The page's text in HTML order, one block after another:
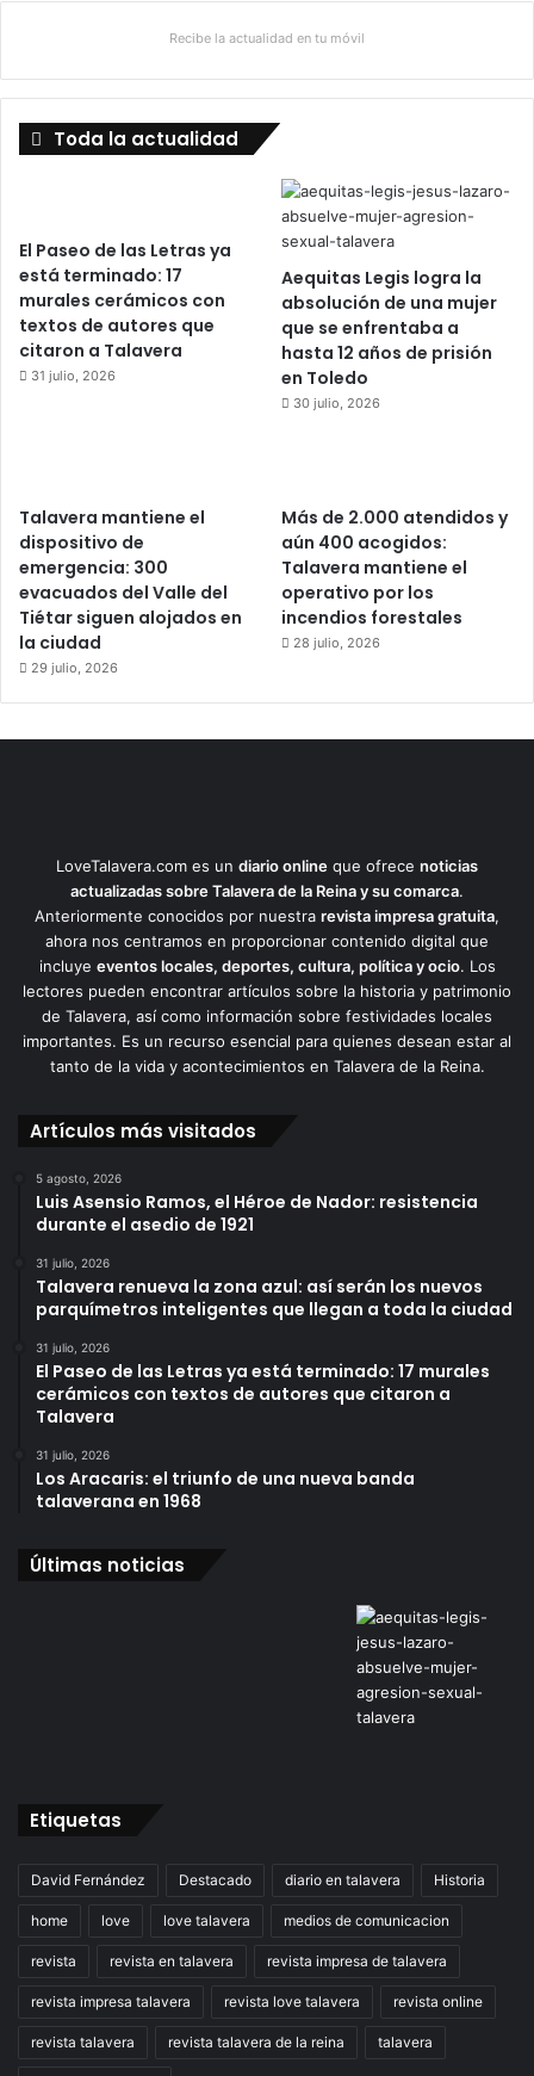
Recibe la actualidad en tu móvil
Toda la actualidad
El Paseo de las Letras ya
está terminado: 17
murales cerámicos con
textos de autores que
citaron a Talavera
31 julio, 2026
Aequitas Legis logra la
absolución de una mujer
que se enfrentaba a
hasta 12 años de prisión
en Toledo
30 julio, 2026
Talavera mantiene el
dispositivo de
emergencia: 300
evacuados del Valle del
Tiétar siguen alojados en
la ciudad
29 julio, 2026
Más de 2.000 atendidos y
aún 400 acogidos:
Talavera mantiene el
operativo por los
incendios forestales
28 julio, 2026
LoveTalavera.com es un diario online que ofrece noticias
actualizadas sobre Talavera de la Reina y su comarca.
Anteriormente conocidos por nuestra revista impresa gratuita,
ahora nos centramos en proporcionar contenido digital que
incluye eventos locales, deportes, cultura, política y ocio. Los
lectores pueden encontrar artículos sobre la historia y patrimonio
de Talavera, así como información sobre festividades locales
importantes. Es un recurso esencial para quienes desean estar al
tanto de la vida y acontecimientos en Talavera de la Reina.
Artículos más visitados
5 agosto, 2026
Luis Asensio Ramos, el Héroe de Nador: resistencia
durante el asedio de 1921
31 julio, 2026
Talavera renueva la zona azul: así serán los nuevos
parquímetros inteligentes que llegan a toda la ciudad
31 julio, 2026
El Paseo de las Letras ya está terminado: 17 murales
cerámicos con textos de autores que citaron a
Talavera
31 julio, 2026
Los Aracaris: el triunfo de una nueva banda
talaverana en 1968
Últimas noticias
Etiquetas
David Fernández Destacado diario en talavera Historia
home love love talavera medios de comunicacion
revista revista en talavera revista impresa de talavera
revista impresa talavera revista love talavera revista online
revista talavera revista talavera de la reina talavera